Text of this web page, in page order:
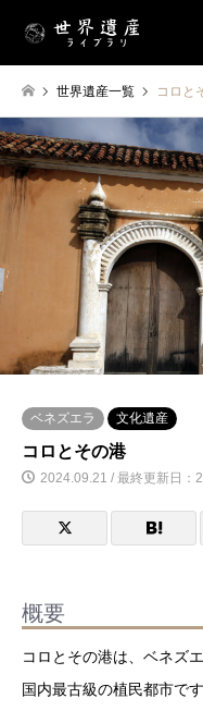
世界遺産一覧 コロと
ベネズエラ 文化遺産
コロとその港
2024.09.21 / 最終更新日：
概要
コロとその港は、ベネズ
国内最古級の植民都市で